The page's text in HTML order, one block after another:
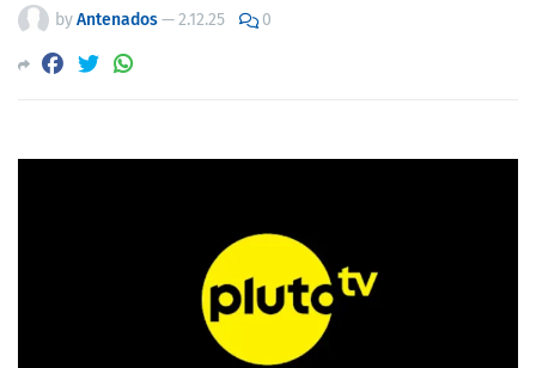
byAntenados—2.12.25 0